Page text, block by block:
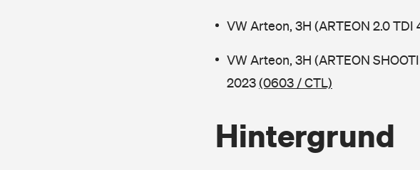
VW Arteon, 3H (ARTEON 2.0 TDI
VW Arteon, 3H (ARTEON
2023(0603 / CTL)
Hintergrund